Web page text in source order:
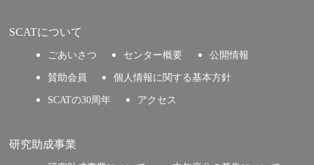
SCATについて
ごあいさつ センター概要
公開情報
賛助会員
個人情報に関する基本方針
SCATの30周年
アクセス
研究助成事業